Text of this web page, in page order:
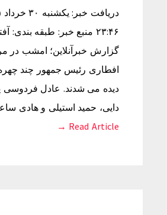
۲۳:۴۶ منبع خبر: طبقه بندی:
گزارش خبرآنلاین؛ امشب در
افطاری رئیس جمهور چند
دیده می شدند. عادل فردوسی
دایی، حمید استیلی و هادی
Read Article →